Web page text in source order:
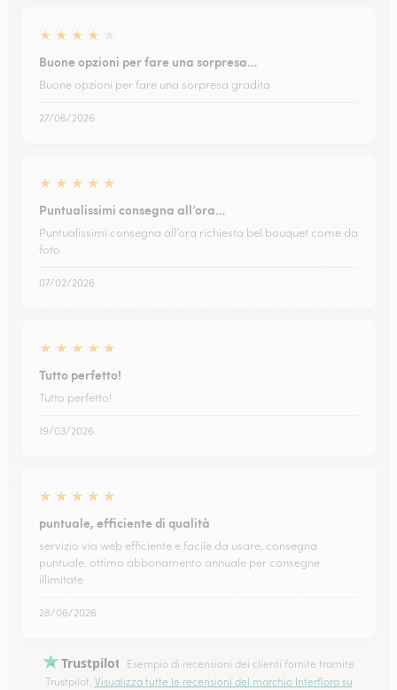
★ ★ ★ ★
Buone opzioni per fare una sorpresa…
Buone opzioni per fare una sorpresa gradita
27/06/2026
★ ★ ★ ★ ★
Puntualissimi consegna all’ora…
Puntualissimi consegna all’ora richiesta bel bouquet come da
foto
07/02/2026
★ ★ ★ ★ ★
Tutto perfetto!
Tutto perfetto!
19/03/2026
★ ★ ★ ★ ★
puntuale, efficiente di qualità
servizio via web efficiente e facile da usare, consegna
puntuale. ottimo abbonamento annuale per consegne
illimitate
28/06/2026
Trustpilot
Esempio di recensioni dei clienti fornite tramite
Trustpilot. Visualizza tutte le recensioni del marchio Interflora su